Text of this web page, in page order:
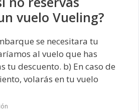
vuelo Vueling?
se necesitara tu
al vuelo que has
tu descuento. b) En caso de
volarás en tu vuelo